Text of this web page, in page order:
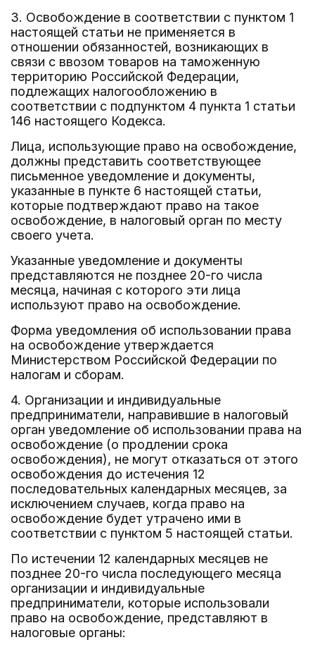
3. Освобождение в соответствии с пунктом 1
настоящей статьи не применяется в
отношении обязанностей, возникающих в
связи с ввозом товаров на таможенную
территорию Российской Федерации,
подлежащих налогообложению в
соответствии с подпунктом 4 пункта 1 статьи
146 настоящего Кодекса.
Лица, использующие право на освобождение,
должны представить соответствующее
письменное уведомление и документы,
указанные в пункте 6 настоящей статьи,
которые подтверждают право на такое
освобождение, в налоговый орган по месту
своего учета.
Указанные уведомление и документы
представляются не позднее 20-го числа
месяца, начиная с которого эти лица
используют право на освобождение.
Форма уведомления об использовании права
на освобождение утверждается
Министерством Российской Федерации по
налогам и сборам.
4. Организации и индивидуальные
предприниматели, направившие в налоговый
орган уведомление об использовании права на
освобождение (о продлении срока
освобождения), не могут отказаться от этого
освобождения до истечения 12
последовательных календарных месяцев, за
исключением случаев, когда право на
освобождение будет утрачено ими в
соответствии с пунктом 5 настоящей статьи.
По истечении 12 календарных месяцев не
позднее 20-го числа последующего месяца
организации и индивидуальные
предприниматели, которые использовали
право на освобождение, представляют в
налоговые органы: